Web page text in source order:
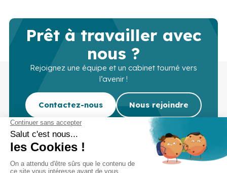
Prêt à travailler avec
nous ?
Rejoignez une équipe et un cabinet tourné vers
l’avenir !
Contactez-nous Nous rejoindre